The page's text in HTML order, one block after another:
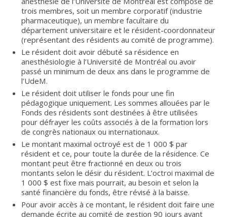
trois membres, soit un membre corporatif (industrie
pharmaceutique), un membre facultaire du
département universitaire et le résident-coordonnateur
(représentant des résidents au comité de programme).
Le résident doit avoir débuté sa résidence en
anesthésiologie à l’Université de Montréal ou avoir
passé un minimum de deux ans dans le programme de
l’UdeM.
Le résident doit utiliser le fonds pour une fin
pédagogique uniquement. Les sommes allouées par le
Fonds des résidents sont destinées à être utilisées
pour défrayer les coûts associés à de la formation lors
de congrès nationaux ou internationaux.
Le montant maximal octroyé est de 1 000 $ par
résident et ce, pour toute la durée de la résidence. Ce
montant peut être fractionné en deux ou trois
montants selon le désir du résident. L’octroi maximal de
1 000 $ est fixe mais pourrait, au besoin et selon la
santé financière du fonds, être révisé à la baisse.
Pour avoir accès à ce montant, le résident doit faire une
demande écrite au comité de gestion 90 jours avant